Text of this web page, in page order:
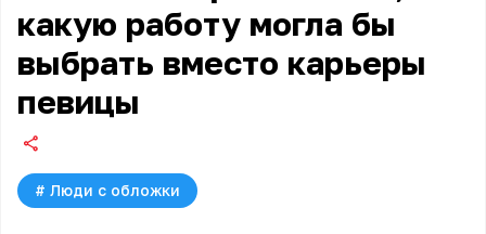
какую работу могла бы
выбрать вместо карьеры
певицы
# Люди с обложки